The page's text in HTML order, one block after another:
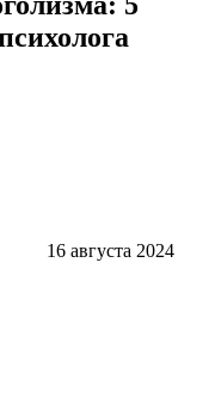
16 августа 2024